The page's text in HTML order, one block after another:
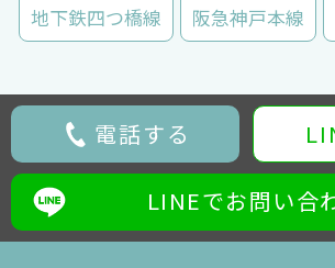
地下鉄四つ橋線 阪急神戸本線
電話する
LINEでお問い合